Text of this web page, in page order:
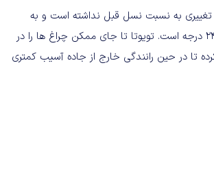
تغییری به نسبت نسل قبل نداشته است و به
ترتیب برابر با 32 و 24 درجه است. تویوتا تا جای ممکن چراغ ها را در
تا در حین رانندگی خارج از جاده آسیب کمتری